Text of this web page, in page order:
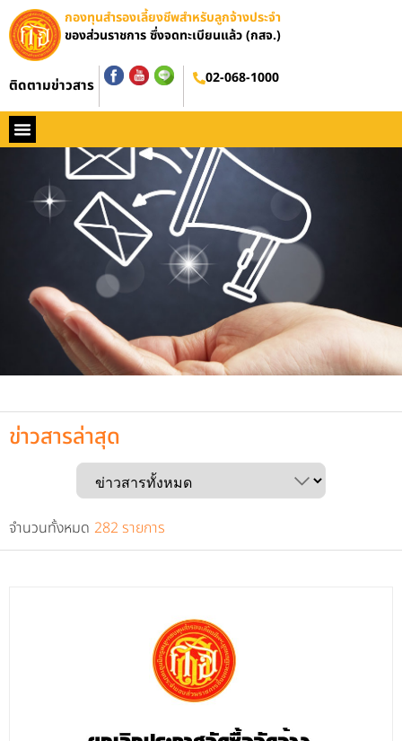
กองทุนสำรองเลี้ยงชีพสำหรับลูกจ้างประจำ
ของส่วนราชการ ซึ่งจดทะเบียนแล้ว (กสจ.)
ติดตามข่าวสาร 02-068-1000
ข่าว กสจ.
ข่าวสารล่าสุด
จำนวนทั้งหมด 282 รายการ